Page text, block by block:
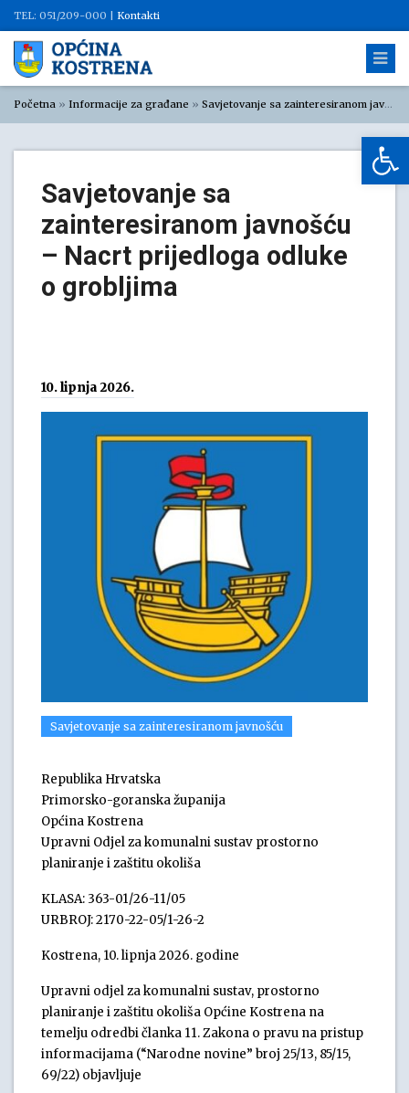
TEL: 051/209-000 | Kontakti
Početna » Informacije za građane » Savjetovanje sa zainteresiranom javnošću
Savjetovanje sa
zainteresiranom javnošću
– Nacrt prijedloga odluke
o grobljima
10. lipnja 2026.
Savjetovanje sa zainteresiranom javnošću
Republika Hrvatska
Primorsko-goranska županija
Općina Kostrena
Upravni Odjel za komunalni sustav prostorno
planiranje i zaštitu okoliša
KLASA: 363-01/26-11/05
URBROJ: 2170-22-05/1-26-2
Kostrena, 10. lipnja 2026. godine
Upravni odjel za komunalni sustav, prostorno
planiranje i zaštitu okoliša Općine Kostrena na
temelju odredbi članka 11. Zakona o pravu na pristup
informacijama (“Narodne novine” broj 25/13, 85/15,
69/22) objavljuje